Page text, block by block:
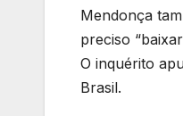
Mendonça
preciso
O inquérito
Brasil.